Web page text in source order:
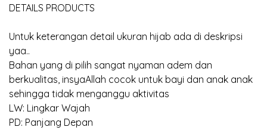
DETAILS PRODUCTS
Untuk keterangan detail ukuran hijab ada di deskripsi
yaa..
Bahan yang di pilih sangat nyaman adem dan
berkualitas, insyaAllah cocok untuk bayi dan anak anak
sehingga tidak menganggu aktivitas
LW: Lingkar Wajah
PD: Panjang Depan